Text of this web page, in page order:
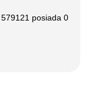
posiada 0